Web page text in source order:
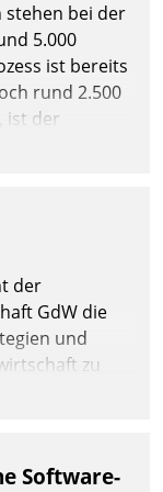
stehen bei der
5.000
ist bereits
rund 2.500
ist der
immens. Im
daher
den
der
GdW die
und
zu
Software-